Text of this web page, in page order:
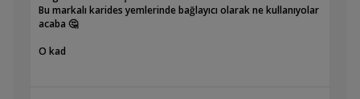
Bu markalı karides yemlerinde bağlayıcı olarak ne kullanıyolar
acaba 🤔
O kad